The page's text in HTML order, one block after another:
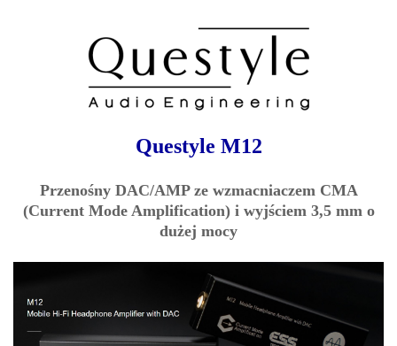
Questyle M12
Przenośny DAC/AMP ze wzmacniaczem CMA
(Current Mode Amplification) i wyjściem 3,5 mm o
dużej mocy